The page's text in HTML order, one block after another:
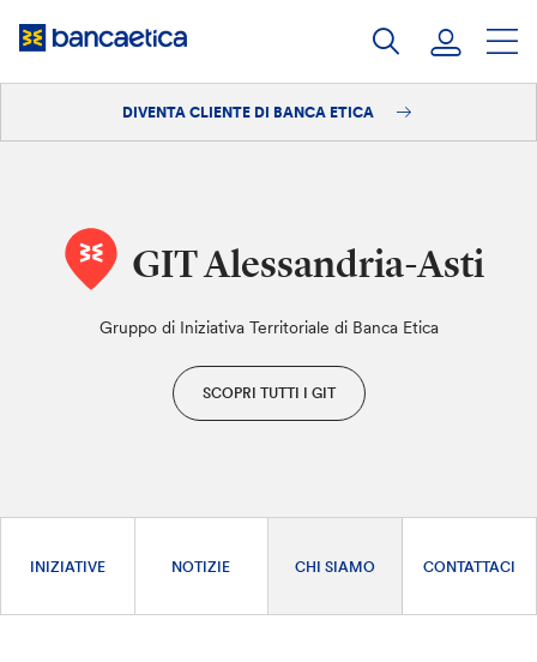
DIVENTA CLIENTE DI BANCA ETICA
GIT Alessandria-Asti
Gruppo di Iniziativa Territoriale di Banca Etica
SCOPRI TUTTI I GIT
INIZIATIVE NOTIZIE CHI SIAMO CONTATTACI